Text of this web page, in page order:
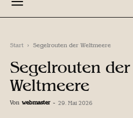
Start Segelrouten der Weltmeere
Segelrouten der
Weltmeere
Von webmaster - 29. Mai 2026